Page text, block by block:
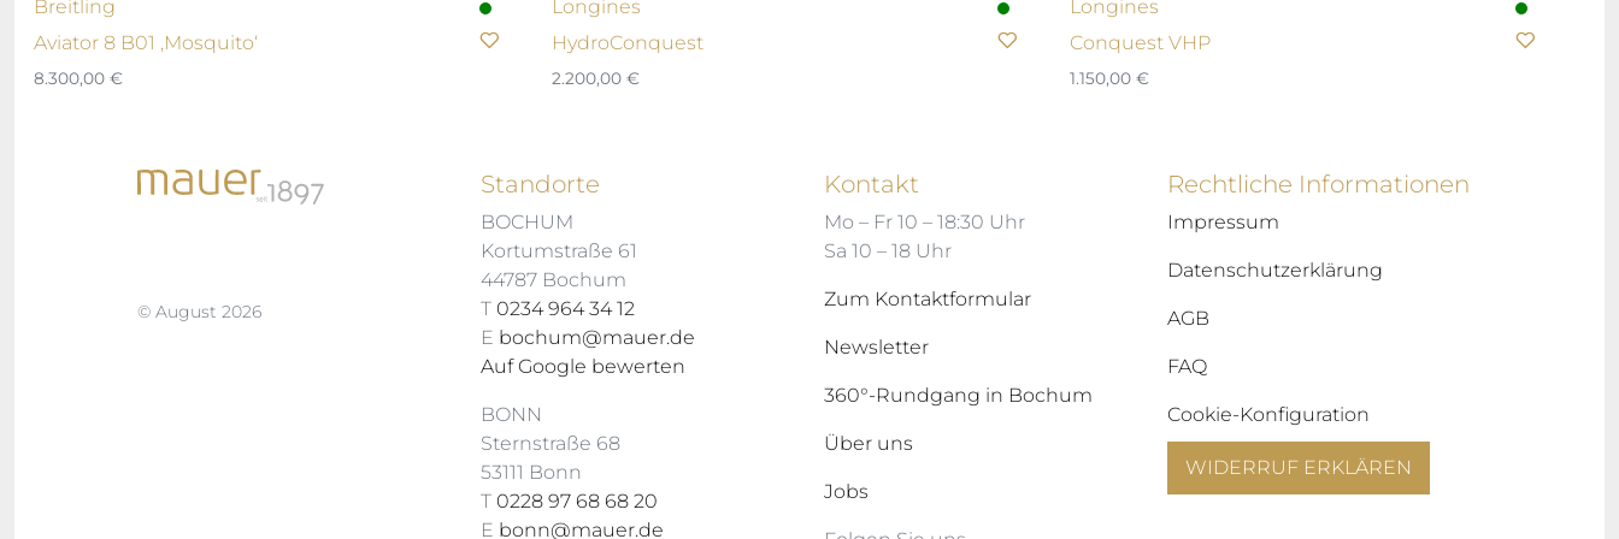
Breitling
Aviator 8 B01 ‚Mosquito‘
8.300,00 €
Longines
HydroConquest
2.200,00 €
Longines
Conquest VHP
1.150,00 €
© August 2026
Standorte
BOCHUM
Kortumstraße 61
44787 Bochum
T 0234 964 34 12
E bochum@mauer.de
Auf Google bewerten
BONN
Sternstraße 68
53111 Bonn
T 0228 97 68 68 20
E bonn@mauer.de
Kontakt
Mo – Fr 10 – 18:30 Uhr
Sa 10 – 18 Uhr
Zum Kontaktformular
Newsletter
360°-Rundgang in Bochum
Über uns
Jobs
Rechtliche Informationen
Impressum
Datenschutzerklärung
AGB
FAQ
Cookie-Konfiguration
WIDERRUF ERKLÄREN